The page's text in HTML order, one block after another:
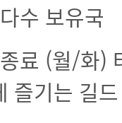
수 보유국
료 (월/화)
즐기는 길드